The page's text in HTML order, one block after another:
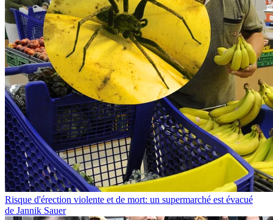
Risque d'érection violente et de mort: un supermarché est évacué
de Jannik Sauer